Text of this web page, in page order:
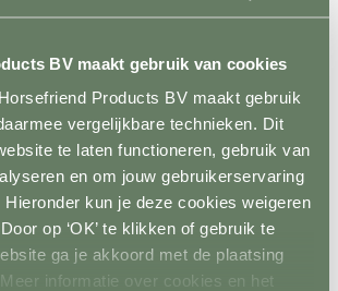
BV maakt gebruik van cookies
Products BV maakt gebruik
vergelijkbare technieken. Dit
te laten functioneren, gebruik van
en om jouw gebruikerservaring
kun je deze cookies weigeren
op ‘OK’ te klikken of gebruik te
ga je akkoord met de plaatsing
informatie over cookies en het
Terug
opslag
opslag
weiland
molen